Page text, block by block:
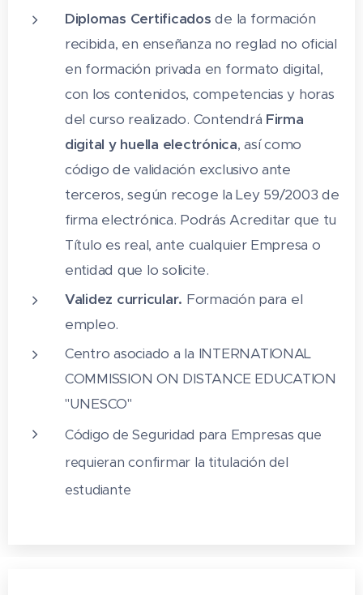
12. Multiventana
13. Parlanchin
15. Pong
Ejercicios grupo 3: Funciones
17. Video
18. Grabadora
19. Cámara de fotos
20. Base de datos
Ejercicios grupo 4: Medios y bases de
datos
Diplomas Certificados de la formación
recibida, en enseñanza no reglad no oficial
en formación privada en formato digital,
con los contenidos, competencias y horas
del curso realizado. Contendrá Firma
digital y huella electrónica, así como
código de validación exclusivo ante
terceros, según recoge la Ley 59/2003 de
firma electrónica. Podrás Acreditar que tu
Título es real, ante cualquier Empresa o
entidad que lo solicite.
Validez curricular. Formación para el
empleo.
Centro asociado a la INTERNATIONAL
COMMISSION ON DISTANCE EDUCATION
"UNESCO"
Código de Seguridad para Empresas que
requieran confirmar la titulación del
estudiante